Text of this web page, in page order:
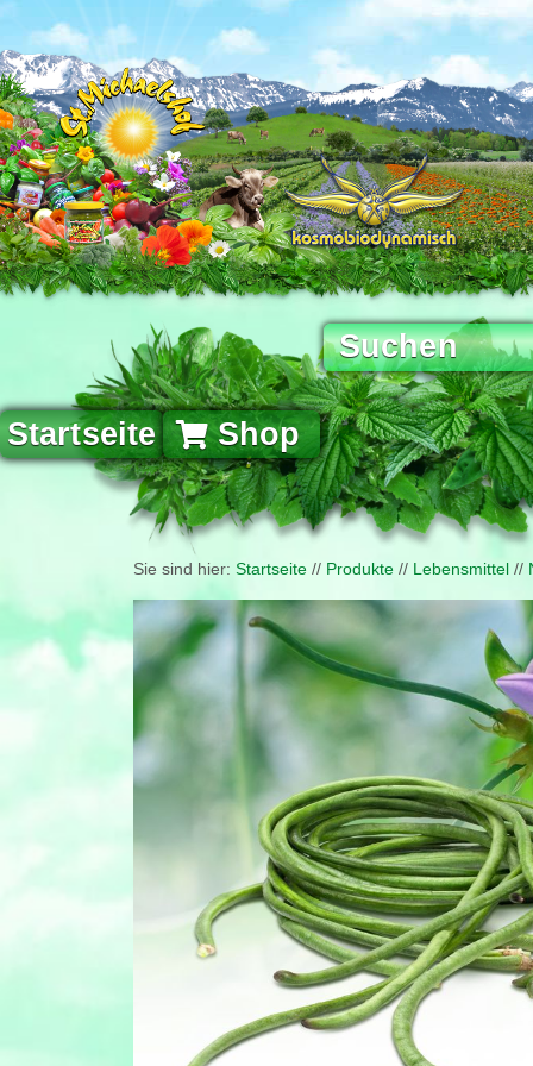
Startseite Shop
Sie sind hier: Startseite // Produkte // Lebensmittel //